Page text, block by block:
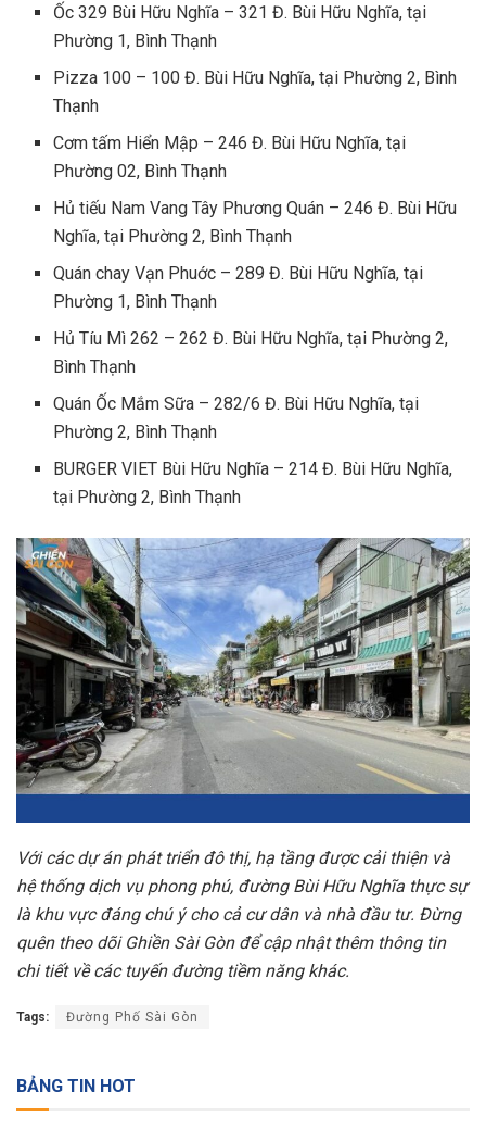
Ốc 329 Bùi Hữu Nghĩa – 321 Đ. Bùi Hữu Nghĩa, tại
Phường 1, Bình Thạnh
Pizza 100 – 100 Đ. Bùi Hữu Nghĩa, tại Phường 2, Bình
Thạnh
Cơm tấm Hiển Mập – 246 Đ. Bùi Hữu Nghĩa, tại
Phường 02, Bình Thạnh
Hủ tiếu Nam Vang Tây Phương Quán – 246 Đ. Bùi Hữu
Nghĩa, tại Phường 2, Bình Thạnh
Quán chay Vạn Phuớc – 289 Đ. Bùi Hữu Nghĩa, tại
Phường 1, Bình Thạnh
Hủ Tíu Mì 262 – 262 Đ. Bùi Hữu Nghĩa, tại Phường 2,
Bình Thạnh
Quán Ốc Mắm Sữa – 282/6 Đ. Bùi Hữu Nghĩa, tại
Phường 2, Bình Thạnh
BURGER VIET Bùi Hữu Nghĩa – 214 Đ. Bùi Hữu Nghĩa,
tại Phường 2, Bình Thạnh
Với các dự án phát triển đô thị, hạ tầng được cải thiện và
hệ thống dịch vụ phong phú, đường Bùi Hữu Nghĩa thực sự
là khu vực đáng chú ý cho cả cư dân và nhà đầu tư. Đừng
quên theo dõi Ghiền Sài Gòn để cập nhật thêm thông tin
chi tiết về các tuyến đường tiềm năng khác.
Tags: Đường Phố Sài Gòn
BẢNG TIN HOT